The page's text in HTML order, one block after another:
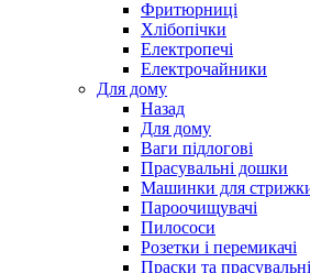
Фритюрниці
Хлібопічки
Електропечі
Електрочайники
Для дому
Назад
Для дому
Ваги підлогові
Прасувальні дошки
Машинки для
Пароочищувачі
Пилососи
Розетки і перемикачі
Праски та